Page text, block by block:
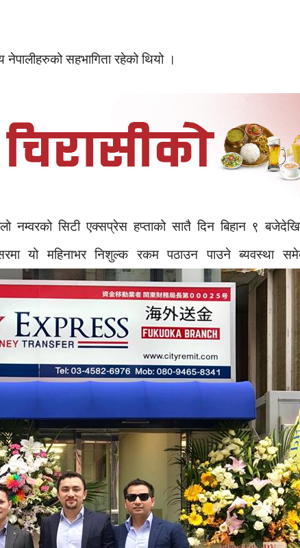
सहभागिता रहेको थियो ।
नम्वरको सिटी एक्सप्रेस हप्ताको सातै दिन बिहान ९
यो महिनाभर निशुल्क रकम पठाउन पाउने ब्यवस्था